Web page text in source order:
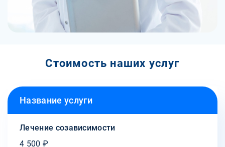
Стоимость наших услуг
Название услуги
Лечение созависимости
4 500 ₽